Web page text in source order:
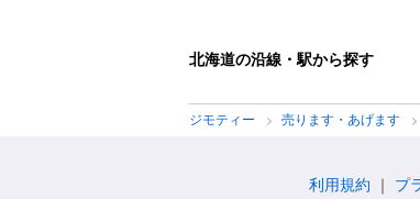
北海道の沿線・駅から探す
ジモティー 売ります・あげます
利用規約 プ